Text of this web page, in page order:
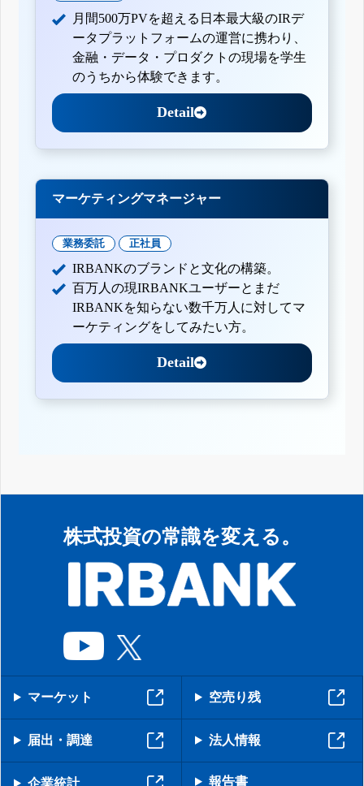
月間500万PVを超える日本最大級のIRデ
ータプラットフォームの運営に携わり、
金融・データ・プロダクトの現場を学生
のうちから体験できます。
Detail
マーケティングマネージャー
業務委託 正社員
IRBANKのブランドと文化の構築。
百万人の現IRBANKユーザーとまだ
IRBANKを知らない数千万人に対してマ
ーケティングをしてみたい方。
Detail
株式投資の常識を変える。
マーケット 空売り残
届出・調達 法人情報
企業統計 報告書